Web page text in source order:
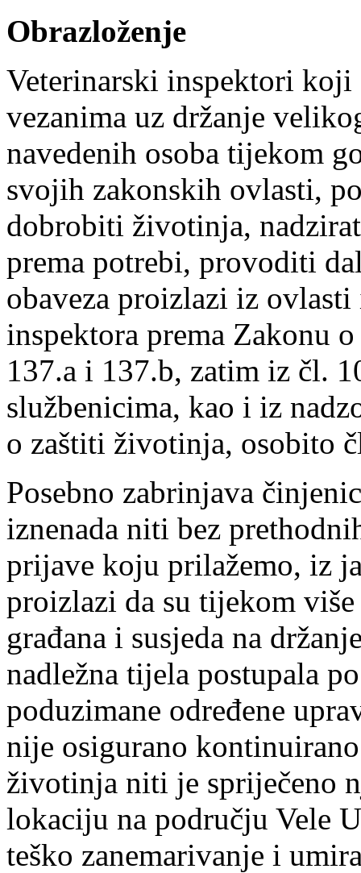
Obrazloženje
Veterinarski inspektori koji
vezanima uz držanje
navedenih osoba tijekom
svojih zakonskih ovlasti,
dobrobiti životinja,
prema potrebi, provoditi
obaveza proizlazi iz
inspektora prema Zakonu
137.a i 137.b, zatim iz čl.
službenicima, kao i iz
o zaštiti životinja, osobito
Posebno zabrinjava
iznenada niti bez
prijave koju prilažemo, iz
proizlazi da su tijekom
građana i susjeda na
nadležna tijela postupala
poduzimane određene
nije osigurano
životinja niti je spriječeno
lokaciju na području Vele
teško zanemarivanje i